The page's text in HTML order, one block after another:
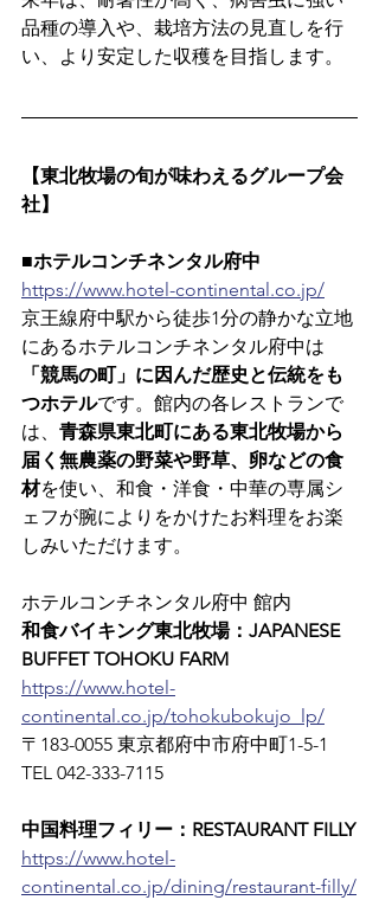
品種の導入や、栽培方法の見直しを行
い、より安定した収穫を目指します。
【東北牧場の旬が味わえるグループ会
社】
■ホテルコンチネンタル府中
https://www.hotel-continental.co.jp/
京王線府中駅から徒歩1分の静かな立地
にあるホテルコンチネンタル府中は
「競馬の町」に因んだ歴史と伝統をも
つホテルです。館内の各レストランで
は、 青森県東北町にある東北牧場から
届く無農薬の野菜や野草、卵などの食
材を使い、和食・洋食・中華の専属シ
ェフが腕によりをかけたお料理をお楽
しみいただけます。
ホテルコンチネンタル府中 館内
和食バイキング東北牧場：JAPANESE
BUFFET TOHOKU FARM
https://www.hotel-
continental.co.jp/tohokubokujo_lp/
〒183-0055 東京都府中市府中町1-5-1
TEL 042-333-7115
中国料理フィリー：RESTAURANT FILLY
https://www.hotel-
continental.co.jp/dining/restaurant-filly/